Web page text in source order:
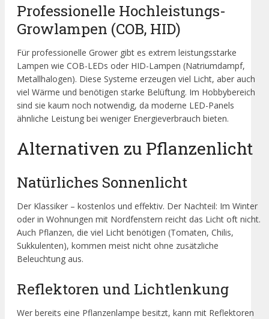
Professionelle Hochleistungs-
Growlampen (COB, HID)
Für professionelle Grower gibt es extrem leistungsstarke
Lampen wie COB-LEDs oder HID-Lampen (Natriumdampf,
Metallhalogen). Diese Systeme erzeugen viel Licht, aber auch
viel Wärme und benötigen starke Belüftung. Im Hobbybereich
sind sie kaum noch notwendig, da moderne LED-Panels
ähnliche Leistung bei weniger Energieverbrauch bieten.
Alternativen zu Pflanzenlicht
Natürliches Sonnenlicht
Der Klassiker – kostenlos und effektiv. Der Nachteil: Im Winter
oder in Wohnungen mit Nordfenstern reicht das Licht oft nicht.
Auch Pflanzen, die viel Licht benötigen (Tomaten, Chilis,
Sukkulenten), kommen meist nicht ohne zusätzliche
Beleuchtung aus.
Reflektoren und Lichtlenkung
Wer bereits eine Pflanzenlampe besitzt, kann mit Reflektoren